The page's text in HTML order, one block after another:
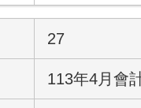
27
113年4月會